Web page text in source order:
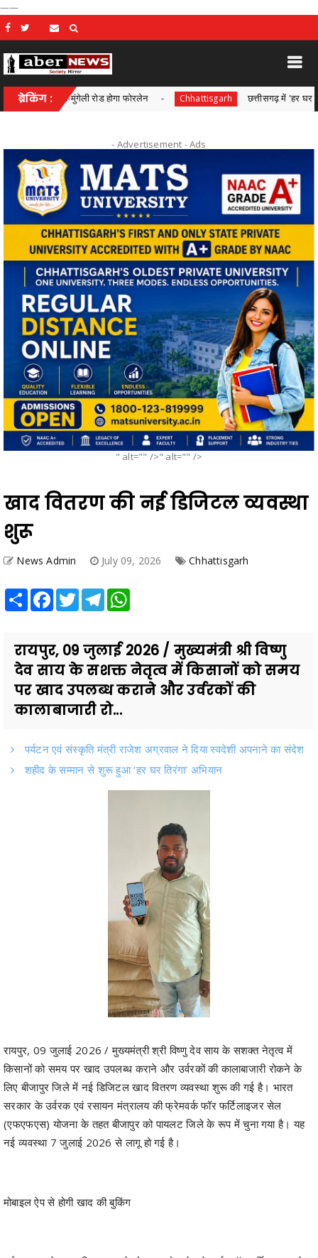
——
ब्रेकिंग :
मुंगेली रोड होगा फोरलेन Chhattisgarh छत्तीसगढ़ में 'हर घर तिरंगा' और
- Advertisement -Ads
" alt="" />" alt="" />
खाद वितरण की नई डिजिटल व्यवस्था
शुरू
News Admin July 09, 2026 Chhattisgarh
Share Facebook
TwitterTelegram
रायपुर, 09 जुलाई 2026 / मुख्यमंत्री श्री विष्णु
देव साय के सशक्त नेतृत्व में किसानों को समय
पर खाद उपलब्ध कराने और उर्वरकों की
कालाबाजारी रो...
पर्यटन एवं संस्कृति मंत्री राजेश अग्रवाल ने दिया स्वदेशी अपनाने का संदेश
शहीद के सम्मान से शुरू हुआ ‘हर घर तिरंगा’ अभियान
रायपुर, 09 जुलाई 2026 / मुख्यमंत्री श्री विष्णु देव साय के सशक्त नेतृत्व में
किसानों को समय पर खाद उपलब्ध कराने और उर्वरकों की कालाबाजारी रोकने के
लिए बीजापुर जिले में नई डिजिटल खाद वितरण व्यवस्था शुरू की गई है। भारत
सरकार के उर्वरक एवं रसायन मंत्रालय की फ्रेमवर्क फॉर फर्टिलाइजर सेल
(एफएफएस) योजना के तहत बीजापुर को पायलट जिले के रूप में चुना गया है। यह
नई व्यवस्था 7 जुलाई 2026 से लागू हो गई है।
मोबाइल ऐप से होगी खाद की बुकिंग